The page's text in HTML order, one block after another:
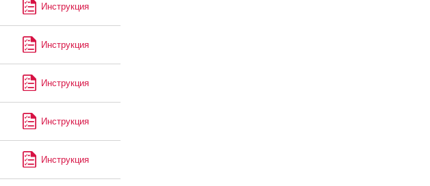
Инструкция
Инструкция
Инструкция
Инструкция
Инструкция